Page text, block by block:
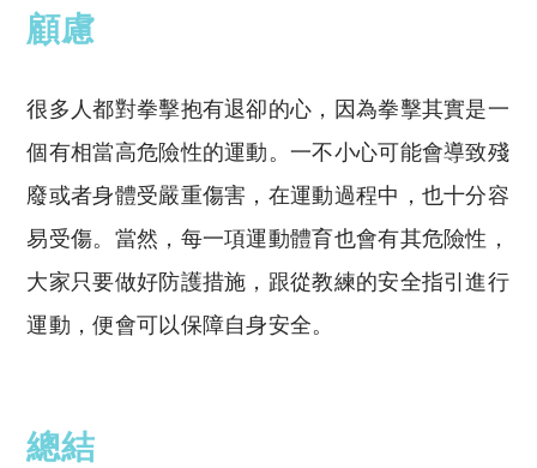
顧慮
很多人都對拳擊抱有退卻的心，因為拳擊其實是一
個有相當高危險性的運動。一不小心可能會導致殘
廢或者身體受嚴重傷害，在運動過程中，也十分容
易受傷。當然，每一項運動體育也會有其危險性，
大家只要做好防護措施，跟從教練的安全指引進行
運動，便會可以保障自身安全。
總結